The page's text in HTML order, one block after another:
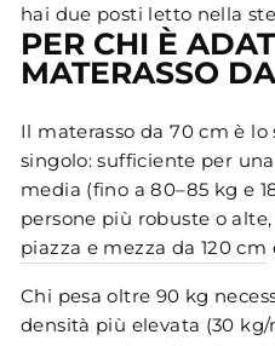
hai due posti letto nella
PER CHI È
MATERASSO
Il materasso da 70 cm è
singolo: sufficiente per
media (fino a 80–85 kg e
persone più robuste o alte,
piazza e mezza da 120 cm
Chi pesa oltre 90 kg
densità più elevata (30